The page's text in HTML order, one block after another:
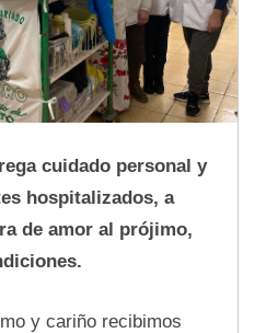
cuidado personal y
hospitalizados, a
de amor al prójimo,
y cariño recibimos